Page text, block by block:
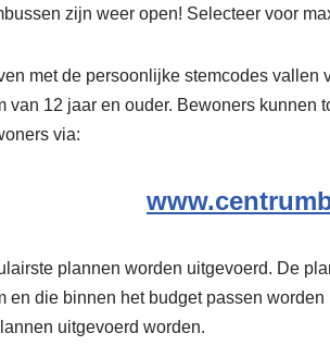
zijn weer open! Selecteer voor
met de persoonlijke stemcodes
van 12 jaar en ouder. Bewoners kunnen
via:
plannen worden uitgevoerd. De
en die binnen het budget passen
uitgevoerd worden.